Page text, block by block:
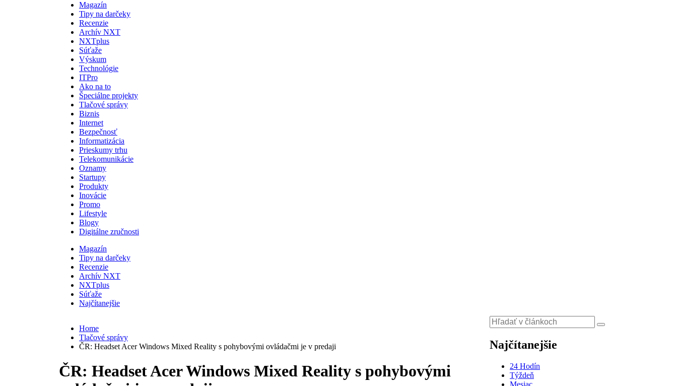
Magazín
Tipy na darčeky
Recenzie
Archív NXT
NXTplus
Súťaže
Výskum
Technológie
ITPro
Ako na to
Špeciálne projekty
Tlačové správy
Biznis
Internet
Bezpečnosť
Informatizácia
Prieskumy trhu
Telekomunikácie
Oznamy
Startupy
Produkty
Inovácie
Promo
Lifestyle
Blogy
Digitálne zručnosti
Magazín
Tipy na darčeky
Recenzie
Archív NXT
NXTplus
Súťaže
Najčítanejšie
Home
Tlačové správy
ČR: Headset Acer Windows Mixed Reality s pohybovými ovládačmi je v predaji
ČR: Headset Acer Windows Mixed Reality s pohybovými
Najčítanejšie
24 Hodín
Týždeň
Mesiac